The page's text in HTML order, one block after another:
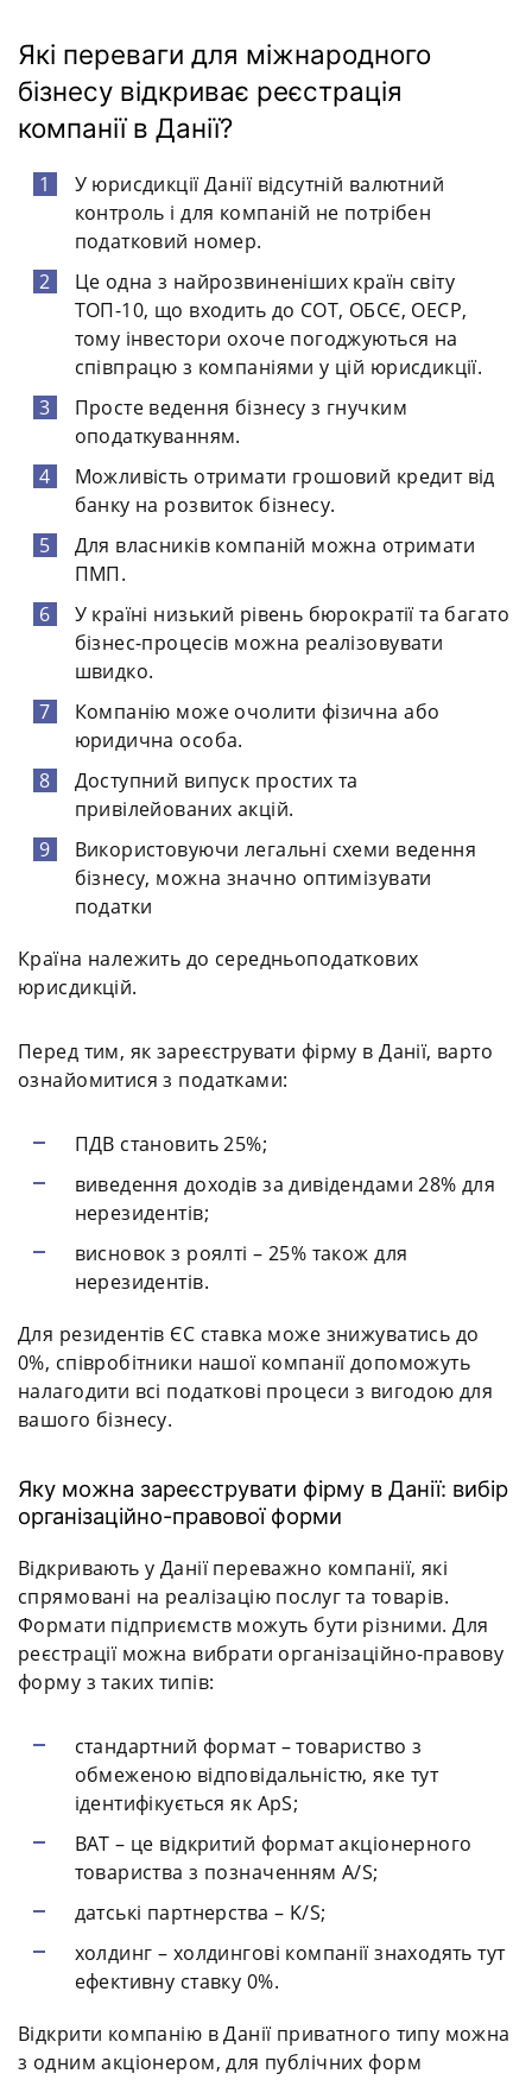
Які переваги для міжнародного
бізнесу відкриває реєстрація
компанії в Данії?
У юрисдикції Данії відсутній валютний
контроль і для компаній не потрібен
податковий номер.
Це одна з найрозвиненіших країн світу
ТОП-10, що входить до СОТ, ОБСЄ, ОЕСР,
тому інвестори охоче погоджуються на
співпрацю з компаніями у цій юрисдикції.
Просте ведення бізнесу з гнучким
оподаткуванням.
Можливість отримати грошовий кредит від
банку на розвиток бізнесу.
Для власників компаній можна отримати
ПМП.
У країні низький рівень бюрократії та багато
бізнес-процесів можна реалізовувати
швидко.
Компанію може очолити фізична або
юридична особа.
Доступний випуск простих та
привілейованих акцій.
Використовуючи легальні схеми ведення
бізнесу, можна значно оптимізувати
податки
Країна належить до середньоподаткових
юрисдикцій.
Перед тим, як зареєструвати фірму в Данії, варто
ознайомитися з податками:
ПДВ становить 25%;
виведення доходів за дивідендами 28% для
нерезидентів;
висновок з роялті – 25% також для
нерезидентів.
Для резидентів ЄС ставка може знижуватись до
0%, співробітники нашої компанії допоможуть
налагодити всі податкові процеси з вигодою для
вашого бізнесу.
Яку можна зареєструвати фірму в Данії: вибір
організаційно-правової форми
Відкривають у Данії переважно компанії, які
спрямовані на реалізацію послуг та товарів.
Формати підприємств можуть бути різними. Для
реєстрації можна вибрати організаційно-правову
форму з таких типів:
стандартний формат – товариство з
обмеженою відповідальністю, яке тут
ідентифікується як ApS;
ВАТ – це відкритий формат акціонерного
товариства з позначенням A/S;
датські партнерства – K/S;
холдинг – холдингові компанії знаходять тут
ефективну ставку 0%.
Відкрити компанію в Данії приватного типу можна
з одним акціонером, для публічних форм